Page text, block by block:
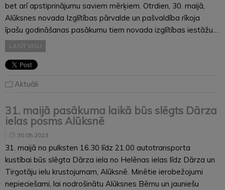
bet arī apstiprinājumu saviem mērķiem. Otrdien, 30. maijā,
Alūksnes novada Izglītības pārvalde un pašvaldība rīkoja
īpašu godināšanas pasākumu tiem novada izglītības iestāžu…
LASĪT VISU
Aktuāli
31. maijā pasākuma laikā būs slēgts Dārza
ielas posms Alūksnē
30.05.2023
31. maijā no pulksten 16.30 līdz 21.00 autotransporta
kustībai būs slēgta Dārza iela no Helēnas ielas līdz Dārza un
Tirgotāju ielu krustojumam, Alūksnē. Minētie ierobežojumi
nepieciešami, lai nodrošinātu Alūksnes Bērnu un jauniešu